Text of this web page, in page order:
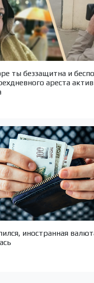
ты беззащитна и
ареста
иностранная